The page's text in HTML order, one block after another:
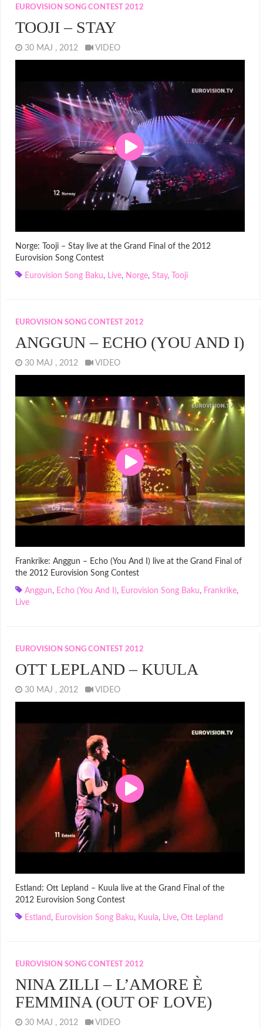
EUROVISION SONG CONTEST 2012
TOOJI – STAY
30 MAJ , 2012 VIDEO
Norge: Tooji – Stay live at the Grand Final of the 2012
Eurovision Song Contest
Eurovision Song Baku, Live, Norge, Stay, Tooji
EUROVISION SONG CONTEST 2012
ANGGUN – ECHO (YOU AND I)
30 MAJ , 2012 VIDEO
Frankrike: Anggun – Echo (You And I) live at the Grand Final of
the 2012 Eurovision Song Contest
Anggun, Echo (You And I), Eurovision Song Baku, Frankrike,
Live
EUROVISION SONG CONTEST 2012
OTT LEPLAND – KUULA
30 MAJ , 2012 VIDEO
Estland: Ott Lepland – Kuula live at the Grand Final of the
2012 Eurovision Song Contest
Estland , Eurovision Song Baku, Kuula, Live, Ott Lepland
EUROVISION SONG CONTEST 2012
NINA ZILLI – L’AMORE È
FEMMINA (OUT OF LOVE)
30 MAJ , 2012 VIDEO